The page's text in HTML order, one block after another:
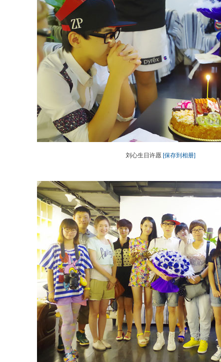
刘心生日许愿 [保存到相册]